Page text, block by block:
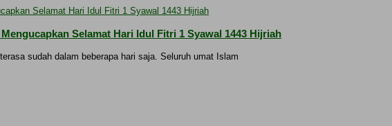
Selamat Hari Idul Fitri 1 Syawal 1443 Hijriah
sudah dalam beberapa hari saja. Seluruh umat Islam